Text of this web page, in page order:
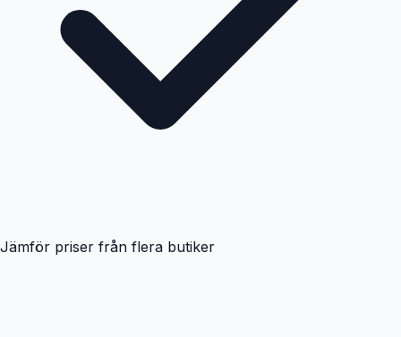
Jämför priser från flera butiker